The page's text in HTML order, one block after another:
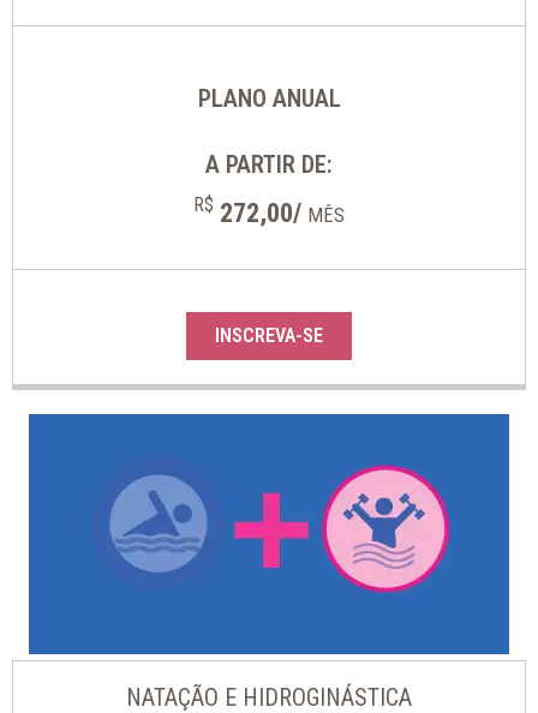
PLANO ANUAL
A PARTIR DE:
R$ 272,00/ MÊS
INSCREVA-SE
NATAÇÃO E HIDROGINÁSTICA